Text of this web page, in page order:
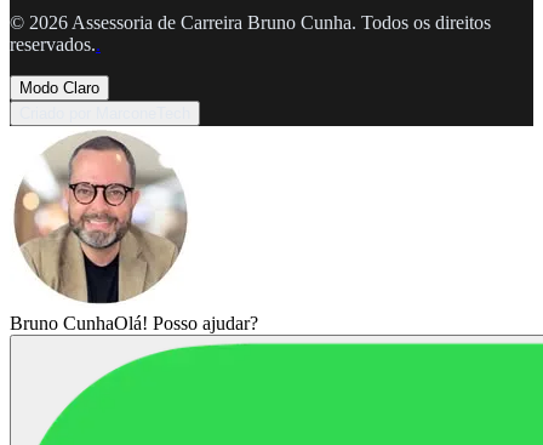
© 2026Assessoria de Carreira Bruno Cunha. Todos os direitos
reservados..
Modo Claro
Bruno CunhaOlá! Posso ajudar?